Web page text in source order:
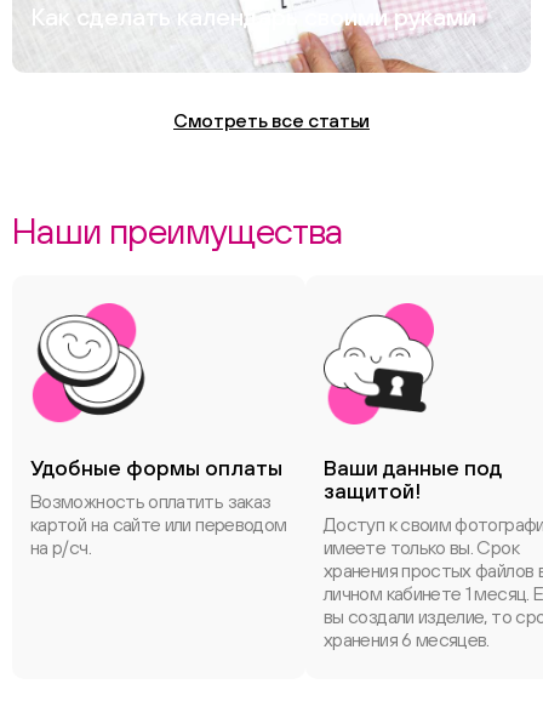
Как сделать календарь своими руками
Смотреть все статьи
Наши преимущества
Удобные формы оплаты
Возможность оплатить заказ
картой на сайте или переводом
на р/сч.
Ваши данные под
защитой!
Доступ к своим
имеете только вы. Срок
хранения простых файлов
личном кабинете 1 месяц.
вы создали изделие, то
хранения 6 месяцев.